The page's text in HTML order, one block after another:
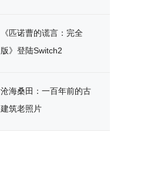
《匹诺曹的谎言：完全
版》登陆Switch2
沧海桑田：一百年前的古
建筑老照片